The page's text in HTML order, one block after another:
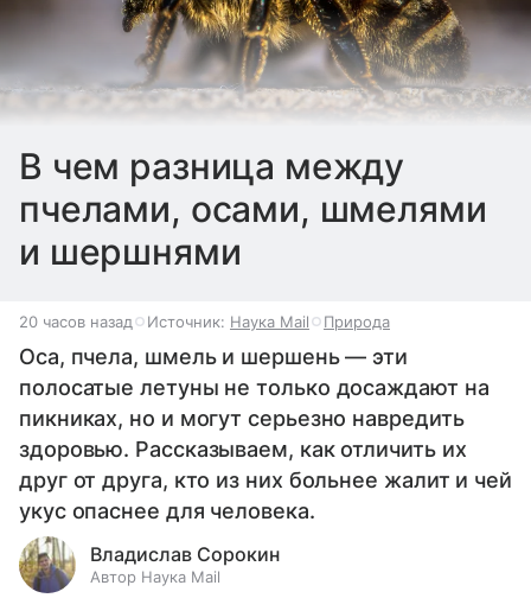
В чем разница между
пчелами, осами, шмелями
и шершнями
20 часов назад Источник: Наука Mail Природа
Оса, пчела, шмель и шершень — эти
полосатые летуны не только досаждают на
пикниках, но и могут серьезно навредить
здоровью. Рассказываем, как отличить их
друг от друга, кто из них больнее жалит и чей
укус опаснее для человека.
Владислав Сорокин
Автор Наука Mail